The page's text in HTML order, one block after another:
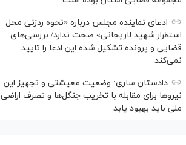
ادعای نماینده مجلس درباره «نحوه ردزنی محل
استقرار شهید لاریجانی» صحت ندارد/ بررسی‌های
قضایی و پرونده تشکیل شده این ادعا را تایید
نمی‌کند
دادستان ساری: وضعیت معیشتی و تجهیز این
نیرو‌ها برای مقابله با تخریب جنگل‌ها و تصرف اراضی
ملی باید بهبود یابد